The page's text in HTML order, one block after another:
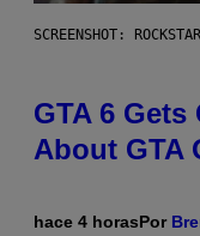
SCREENSHOT:
GTA 6
About GTA
hace 4 horasPor